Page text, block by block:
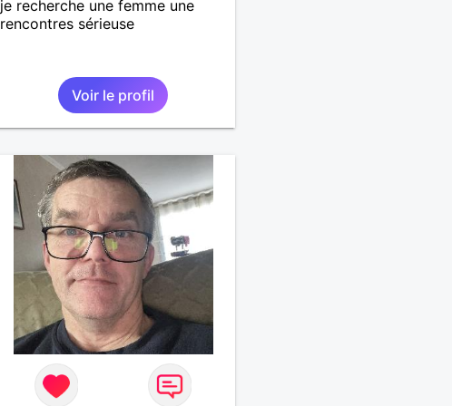
je recherche une femme une
rencontres sérieuse
Voir le profil